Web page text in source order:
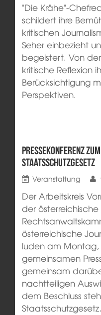
"Die Krähe"-
schildert ihre
kritischen
Seher einbezieht
begeistert. Von
kritische Reflexion
Berücksichtigung
Perspektiven.
Pressekonferenz
Staatsschutzgesetz
Veranstaltung
Der Arbeitskreis
der österreichische
österreichische
luden am Montag,
gemeinsamen
gemeinsam
nachtteiligen
dem Beschluss